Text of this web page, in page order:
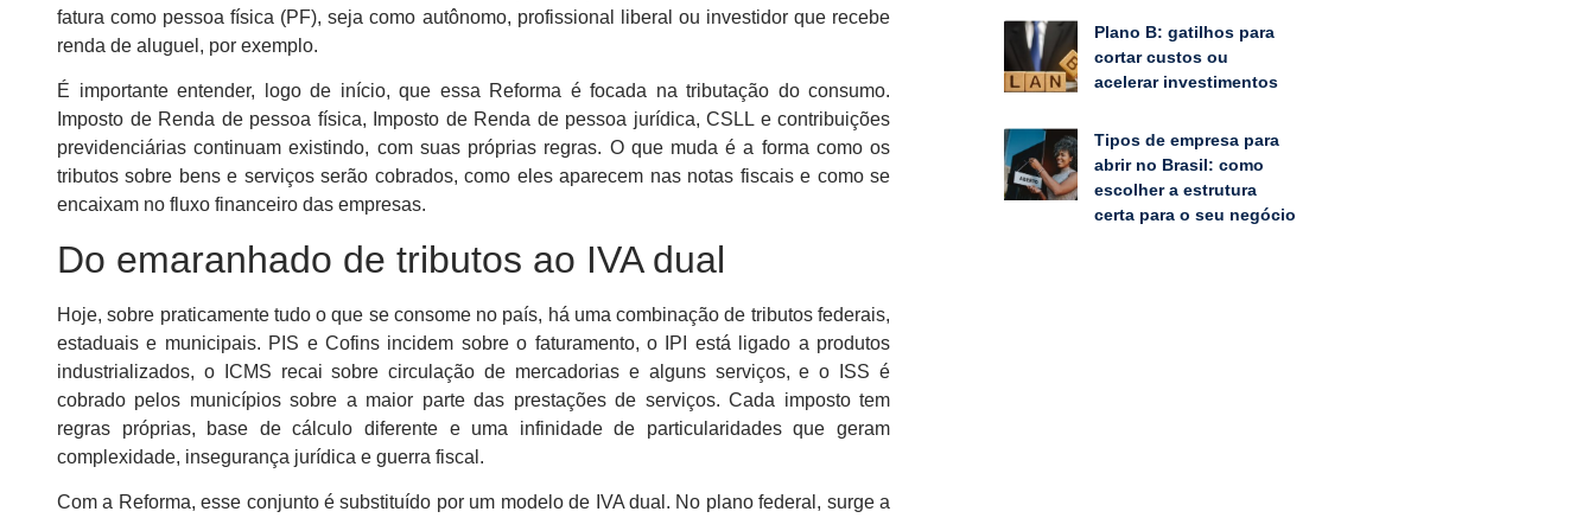
fatura como pessoa física (PF), seja como autônomo, profissional liberal ou investidor que recebe
renda de aluguel, por exemplo.
É importante entender, logo de início, que essa Reforma é focada na tributação do consumo.
Imposto de Renda de pessoa física, Imposto de Renda de pessoa jurídica, CSLL e contribuições
previdenciárias continuam existindo, com suas próprias regras. O que muda é a forma como os
tributos sobre bens e serviços serão cobrados, como eles aparecem nas notas fiscais e como se
encaixam no fluxo financeiro das empresas.
Do emaranhado de tributos ao IVA dual
Hoje, sobre praticamente tudo o que se consome no país, há uma combinação de tributos federais,
estaduais e municipais. PIS e Cofins incidem sobre o faturamento, o IPI está ligado a produtos
industrializados, o ICMS recai sobre circulação de mercadorias e alguns serviços, e o ISS é
cobrado pelos municípios sobre a maior parte das prestações de serviços. Cada imposto tem
regras próprias, base de cálculo diferente e uma infinidade de particularidades que geram
complexidade, insegurança jurídica e guerra fiscal.
Com a Reforma, esse conjunto é substituído por um modelo de IVA dual. No plano federal, surge a
Plano B: gatilhos para
cortar custos ou
acelerar investimentos
Tipos de empresa para
abrir no Brasil: como
escolher a estrutura
certa para o seu negócio